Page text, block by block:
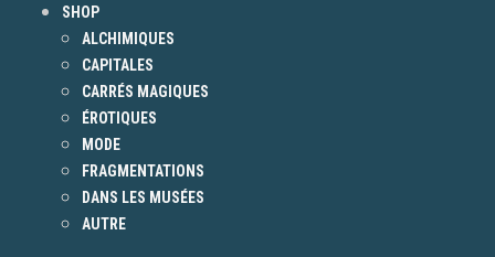
SHOP
ALCHIMIQUES
CAPITALES
CARRÉS MAGIQUES
ÉROTIQUES
MODE
FRAGMENTATIONS
DANS LES MUSÉES
AUTRE